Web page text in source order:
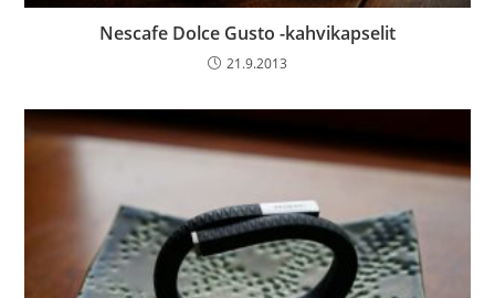
Nescafe Dolce Gusto -kahvikapselit
21.9.2013